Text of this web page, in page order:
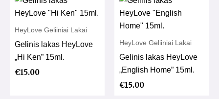
HeyLove Geliiniai Lakai
Gelinis lakas HeyLove
„Hi Ken” 15ml.
€15.00
HeyLove Geliiniai Lakai
Gelinis lakas HeyLove
„English Home” 15ml.
€15.00